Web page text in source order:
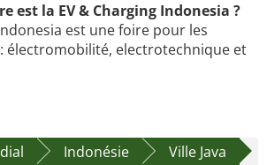
est la EV & Charging Indonesia ?
est une foire pour les
électromobilité, electrotechnique et
Indonésie
Ville Java